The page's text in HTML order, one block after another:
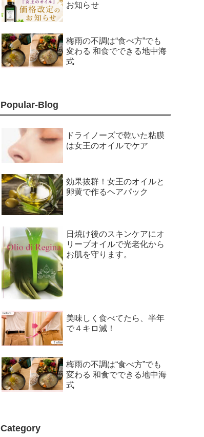
お知らせ
梅雨の不調は“食べ方”でも
変わる 和食でできる地中海
式
Popular-Blog
ドライノーズで乾いた粘膜
は女王のオイルでケア
効果抜群！女王のオイルと
卵黄で作るヘアパック
日焼け後のスキンケアにオ
リーブオイルで光老化から
お肌を守ります。
美味しく食べてたら、半年
で４キロ減！
梅雨の不調は“食べ方”でも
変わる 和食でできる地中海
式
Category